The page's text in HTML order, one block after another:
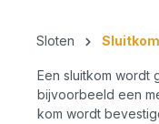
Sloten
Een sluitkom wordt
bijvoorbeeld een
kom wordt